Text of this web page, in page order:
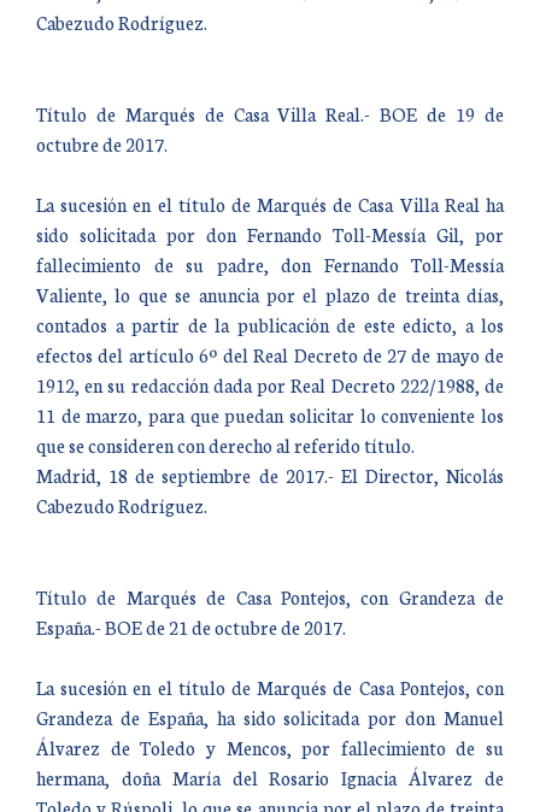
Cabezudo Rodríguez.
Título de Marqués de Casa Villa Real.- BOE de 19 de
octubre de 2017.
La sucesión en el título de Marqués de Casa Villa Real ha
sido solicitada por don Fernando Toll-Messía Gil, por
fallecimiento de su padre, don Fernando Toll-Messía
Valiente, lo que se anuncia por el plazo de treinta días,
contados a partir de la publicación de este edicto, a los
efectos del artículo 6º del Real Decreto de 27 de mayo de
1912, en su redacción dada por Real Decreto 222/1988, de
11 de marzo, para que puedan solicitar lo conveniente los
que se consideren con derecho al referido título.
Madrid, 18 de septiembre de 2017.- El Director, Nicolás
Cabezudo Rodríguez.
Título de Marqués de Casa Pontejos, con Grandeza de
España.- BOE de 21 de octubre de 2017.
La sucesión en el título de Marqués de Casa Pontejos, con
Grandeza de España, ha sido solicitada por don Manuel
Álvarez de Toledo y Mencos, por fallecimiento de su
hermana, doña María del Rosario Ignacia Álvarez de